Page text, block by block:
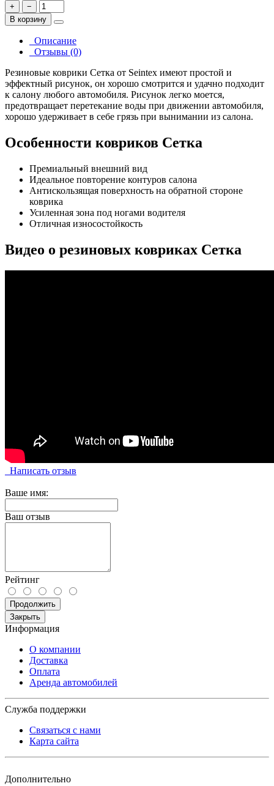
+
−
В корзину
Описание
Отзывы (0)
Резиновые коврики Сетка от Seintex имеют простой и
эффектный рисунок, он хорошо смотрится и удачно подходит
к салону любого автомобиля. Рисунок легко моется,
предотвращает перетекание воды при движении автомобиля,
хорошо удерживает в себе грязь при вынимании из салона.
Особенности ковриков Сетка
Премиальный внешний вид
Идеальное повторение контуров салона
Антискользящая поверхность на обратной стороне
коврика
Усиленная зона под ногами водителя
Отличная износостойкость
Видео о резиновых ковриках Cетка
Написать отзыв
Ваше имя:
Ваш отзыв
Рейтинг
Продолжить
Закрыть
Информация
О компании
Доставка
Оплата
Аренда автомобилей
Служба поддержки
Связаться с нами
Карта сайта
Дополнительно